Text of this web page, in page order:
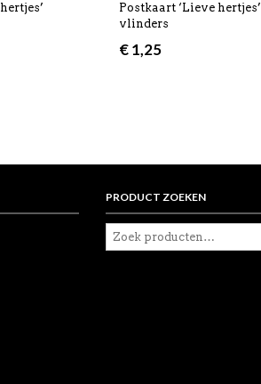
Postkaart ‘Lieve hertjes’
vlinders
€1,25
PRODUCT ZOEKEN